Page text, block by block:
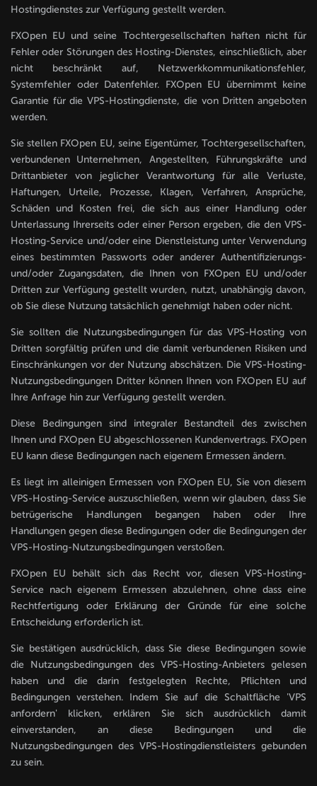
Hostingdienstes zur Verfügung gestellt werden.
FXOpen EU und seine Tochtergesellschaften haften nicht für
Fehler oder Störungen des Hosting-Dienstes, einschließlich, aber
nicht beschränkt auf, Netzwerkkommunikationsfehler,
Systemfehler oder Datenfehler. FXOpen EU übernimmt keine
Garantie für die VPS-Hostingdienste, die von Dritten angeboten
werden.
Sie stellen FXOpen EU, seine Eigentümer, Tochtergesellschaften,
verbundenen Unternehmen, Angestellten, Führungskräfte und
Drittanbieter von jeglicher Verantwortung für alle Verluste,
Haftungen, Urteile, Prozesse, Klagen, Verfahren, Ansprüche,
Schäden und Kosten frei, die sich aus einer Handlung oder
Unterlassung Ihrerseits oder einer Person ergeben, die den VPS-
Hosting-Service und/oder eine Dienstleistung unter Verwendung
eines bestimmten Passworts oder anderer Authentifizierungs-
und/oder Zugangsdaten, die Ihnen von FXOpen EU und/oder
Dritten zur Verfügung gestellt wurden, nutzt, unabhängig davon,
ob Sie diese Nutzung tatsächlich genehmigt haben oder nicht.
Sie sollten die Nutzungsbedingungen für das VPS-Hosting von
Dritten sorgfältig prüfen und die damit verbundenen Risiken und
Einschränkungen vor der Nutzung abschätzen. Die VPS-Hosting-
Nutzungsbedingungen Dritter können Ihnen von FXOpen EU auf
Ihre Anfrage hin zur Verfügung gestellt werden.
Diese Bedingungen sind integraler Bestandteil des zwischen
Ihnen und FXOpen EU abgeschlossenen Kundenvertrags. FXOpen
EU kann diese Bedingungen nach eigenem Ermessen ändern.
Es liegt im alleinigen Ermessen von FXOpen EU, Sie von diesem
VPS-Hosting-Service auszuschließen, wenn wir glauben, dass Sie
betrügerische Handlungen begangen haben oder Ihre
Handlungen gegen diese Bedingungen oder die Bedingungen der
VPS-Hosting-Nutzungsbedingungen verstoßen.
FXOpen EU behält sich das Recht vor, diesen VPS-Hosting-
Service nach eigenem Ermessen abzulehnen, ohne dass eine
Rechtfertigung oder Erklärung der Gründe für eine solche
Entscheidung erforderlich ist.
Sie bestätigen ausdrücklich, dass Sie diese Bedingungen sowie
die Nutzungsbedingungen des VPS-Hosting-Anbieters gelesen
haben und die darin festgelegten Rechte, Pflichten und
Bedingungen verstehen. Indem Sie auf die Schaltfläche 'VPS
anfordern' klicken, erklären Sie sich ausdrücklich damit
einverstanden, an diese Bedingungen und die
Nutzungsbedingungen des VPS-Hostingdienstleisters gebunden
zu sein.